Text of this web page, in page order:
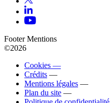
Footer Mentions
©2026
Cookies —
Crédits —
Mentions légales —
Plan du site —